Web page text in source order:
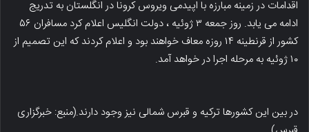
اقدامات در زمینه مبارزه با اپیدمی ویروس کرونا در انگلستان به تدریج
ادامه می یابد. روز جمعه ۳ ژوئیه ، دولت انگلیس اعلام کرد مسافران ۵۶
کشور از قرنطینه ۱۴ روزه معاف خواهند بود و اعلام کردند که این تصمیم از
۱۰ ژوئیه به مرحله اجرا در خواهد آمد.
در بین این کشورها ترکیه و قبرس شمالی نیز وجود دارند.(منبع: خبرگزاری